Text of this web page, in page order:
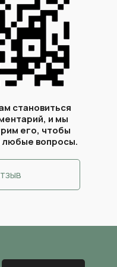
протеза)
(Болезнь Пейрони)
(Болезнь Пейрони)
полового члена при
становиться
и мы
его, чтобы
любые вопросы.